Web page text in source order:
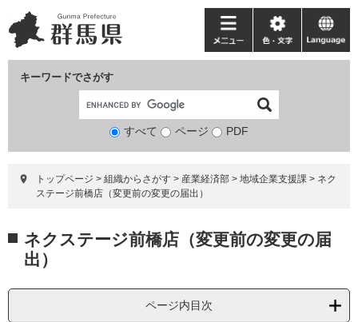
ー
ジ
ニ
ュ
て
キーワードでさがす
検
象
すべて ページ PDF
メ
ニ
ー
色・
文
language
トップページ > 組織からさがす > 産業経済部 > 地域企業支援課 > ネク
ステージ前橋店（変更前の変更の届出）
文 ネクステージ前橋店（変更前の変更の届
出）
ページ内目次